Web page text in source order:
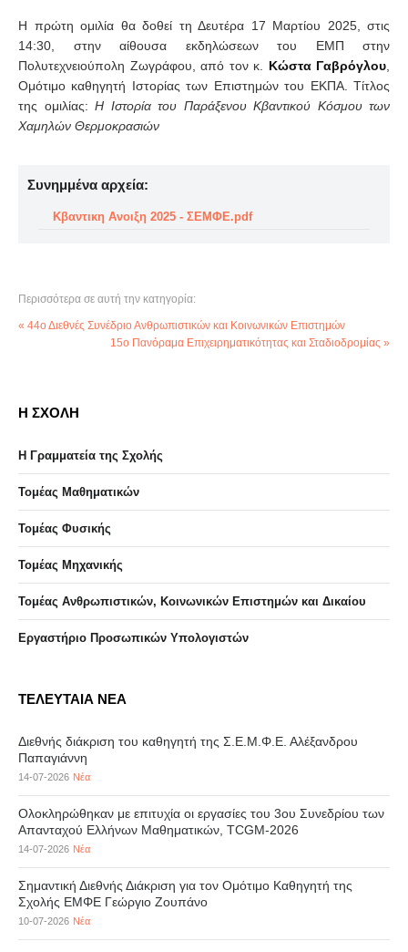
Η πρώτη ομιλία θα δοθεί τη Δευτέρα 17 Μαρτίου 2025, στις
14:30, στην αίθουσα εκδηλώσεων του ΕΜΠ στην
Πολυτεχνειούπολη Ζωγράφου, από τον κ. Κώστα Γαβρόγλου
Ομότιμο καθηγητή Ιστορίας των Επιστημών του ΕΚΠΑ. Τίτλος
της ομιλίας: Η Ιστορία του Παράξενου Κβαντικού Κόσμου των
Χαμηλών Θερμοκρασιών
Συνημμένα αρχεία:
Κβαντικη Ανοιξη 2025 - ΣΕΜΦΕ.pdf
Περισσότερα σε αυτή την κατηγορία:
« 44ο Διεθνές Συνέδριο Ανθρωπιστικών και Κοινωνικών Επιστημών
15ο Πανόραμα Επιχειρηματικότητας και Σταδιοδρομίας »
Η ΣΧΟΛΗ
Η Γραμματεία της Σχολής
Τομέας Μαθηματικών
Τομέας Φυσικής
Τομέας Μηχανικής
Τομέας Ανθρωπιστικών, Κοινωνικών Επιστημών και Δικαίου
Eργαστήριo Προσωπικών Υπολογιστών
ΤΕΛΕΥΤΑΙΑ ΝΕΑ
Διεθνής διάκριση του καθηγητή της Σ.Ε.Μ.Φ.Ε. Αλέξανδρου
Παπαγιάννη
14-07-2026 Νέα
Ολοκληρώθηκαν με επιτυχία οι εργασίες του 3ου Συνεδρίου των
Απανταχού Ελλήνων Μαθηματικών, TCGM-2026
14-07-2026 Νέα
Σημαντική Διεθνής Διάκριση για τον Ομότιμο Καθηγητή της
Σχολής ΕΜΦΕ Γεώργιο Ζουπάνο
10-07-2026 Νέα